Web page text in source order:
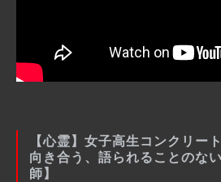
【心霊】女子高生コンクリー
向き合う、語られることのな
師】